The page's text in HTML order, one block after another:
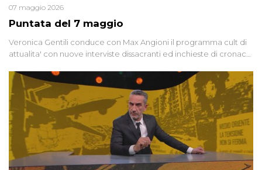
Puntata del 7 maggio
07 maggio 2026
Veronica Gentili conduce con Max Angioni il programma cult di
attualita' con nuove interviste dissacranti ed inchieste di cronaca